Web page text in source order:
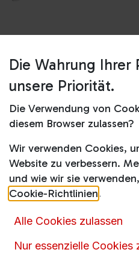
Shop BU1154HCN
BU1154HCN
Produktdatenblatt
319,00€ inkl. MwSt.
Online nicht
Momentan ist dieser
Rufen Sie uns an oder
Die Wahrung Ihrer
unsere Priorität.
Die Verwendung von
diesem Browser zulassen?
Wir verwenden Cookies,
Website zu verbessern.
und wie wir sie
Cookie-Richtlinien.
Alle Cookies zulassen
Nur essenzielle Cookies